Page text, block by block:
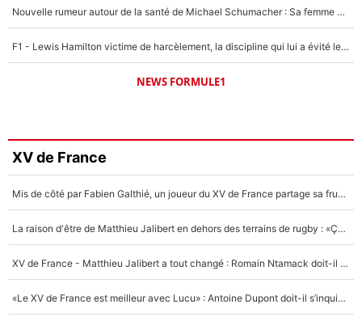
Nouvelle rumeur autour de la santé de Michael Schumacher : Sa femme Corinna sort du silence
F1 - Lewis Hamilton victime de harcèlement, la discipline qui lui a évité le pire : «J'aurais probablement mal tourné»
NEWS FORMULE1
XV de France
Mis de côté par Fabien Galthié, un joueur du XV de France partage sa frustration : «ils ne me l’ont pas dit tout de suite»
La raison d'être de Matthieu Jalibert en dehors des terrains de rugby : «Ça m'atteint autant que si tu touches à un membre de ma famille»
XV de France - Matthieu Jalibert a tout changé : Romain Ntamack doit-il s’inquiéter pour sa place à un an de la Coupe du monde ?
«Le XV de France est meilleur avec Lucu» : Antoine Dupont doit-il s’inquiéter pour sa place ?